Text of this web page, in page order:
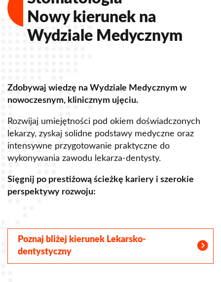
Nowy kierunek na
Wydziale Medycznym
Zdobywaj wiedzę na Wydziale Medycznym w
nowoczesnym, klinicznym ujęciu.
Rozwijaj umiejętności pod okiem doświadczonych
lekarzy, zyskaj solidne podstawy medyczne oraz
intensywne przygotowanie praktyczne do
wykonywania zawodu lekarza-dentysty.
Sięgnij po prestiżową ścieżkę kariery i szerokie
perspektywy rozwoju:
Poznaj bliżej kierunek Lekarsko-
dentystyczny